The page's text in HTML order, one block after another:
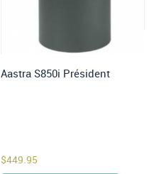
Aastra S850i Président
$449.95